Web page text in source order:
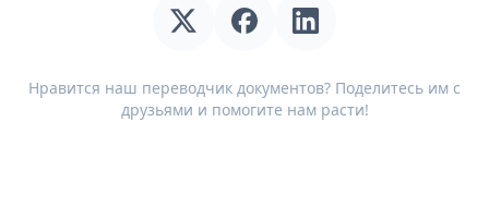
Нравится наш переводчик документов? Поделитесь им с
друзьями и помогите нам расти!